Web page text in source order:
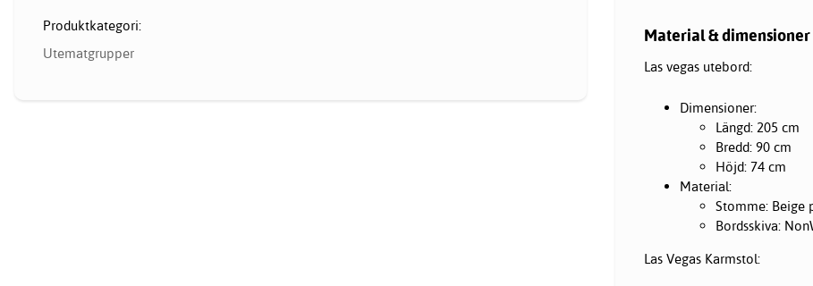
Material & dimensioner
Las vegas utebord:
Dimensioner:
Längd: 205 cm
Bredd: 90 cm
Höjd: 74 cm
Material:
Stomme: Beige
Bordsskiva:
Las Vegas Karmstol:
Produktkategori:
Utematgrupper